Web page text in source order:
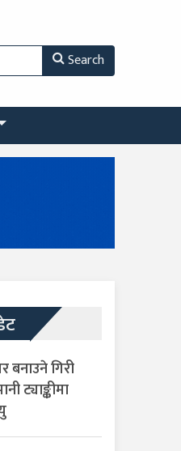
Search
बनाउने गिरी
ट्याङ्कीमा